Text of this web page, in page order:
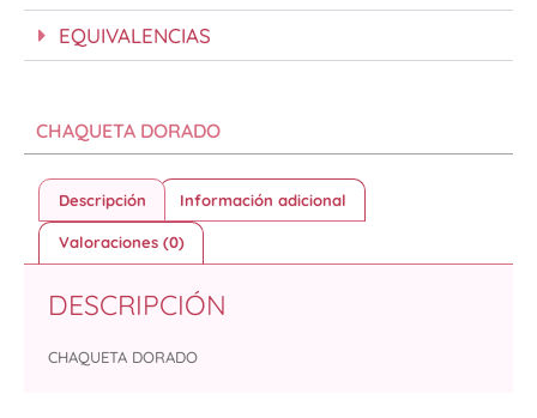
EQUIVALENCIAS
CHAQUETA DORADO
Descripción Información adicional
Valoraciones (0)
DESCRIPCIÓN
CHAQUETA DORADO